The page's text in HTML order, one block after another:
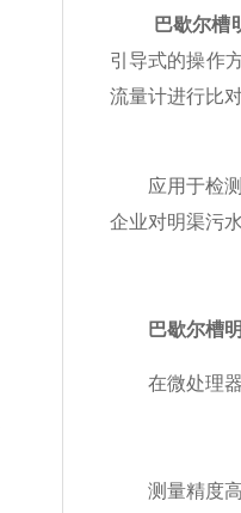
巴歇尔槽
引导式的操作
流量计进行比
应用于检测
企业对明渠污
巴歇尔槽
在微处理器
测量精度高